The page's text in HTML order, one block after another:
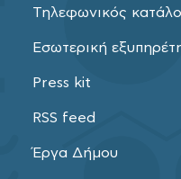
Τηλεφωνικός
Εσωτερική
Press kit
RSS feed
Έργα Δήμου